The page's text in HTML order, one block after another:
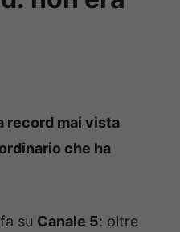
record mai vista
che ha
su Canale 5: oltre